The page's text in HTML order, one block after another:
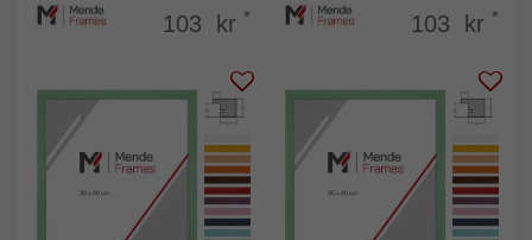
103 kr * 103 kr *